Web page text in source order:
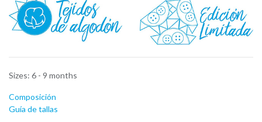
Sizes: 6 - 9 months
Composición
Guía de tallas